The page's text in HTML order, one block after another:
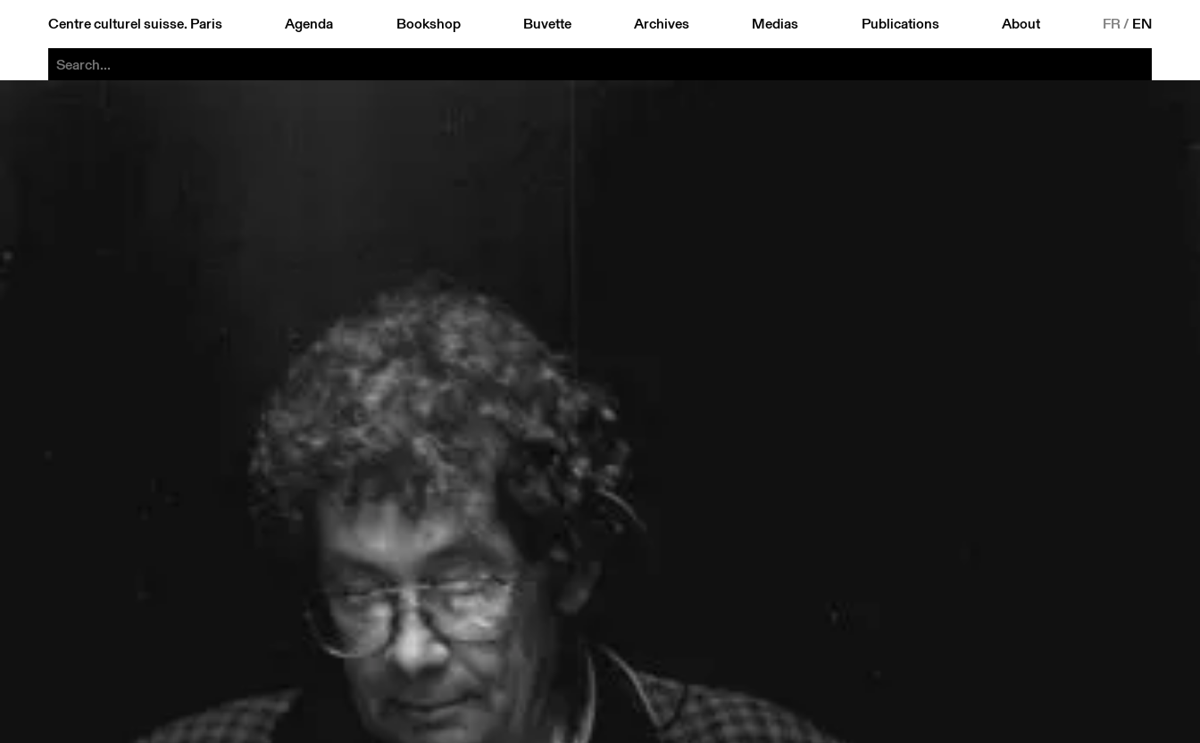
Centre culturel suisse. Paris Agenda Bookshop Buvette Archives Medias Publications About FR/ EN